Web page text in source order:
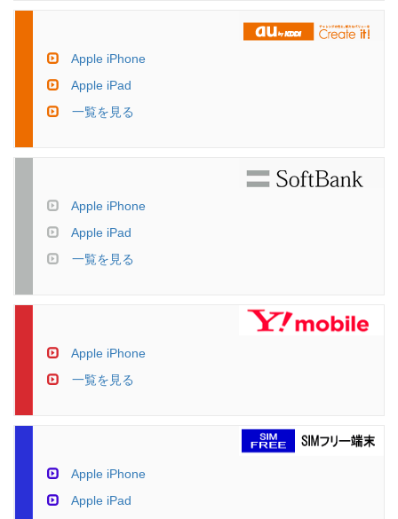
Apple iPhone
Apple iPad
一覧を見る
Apple iPhone
Apple iPad
一覧を見る
Apple iPhone
一覧を見る
Apple iPhone
Apple iPad